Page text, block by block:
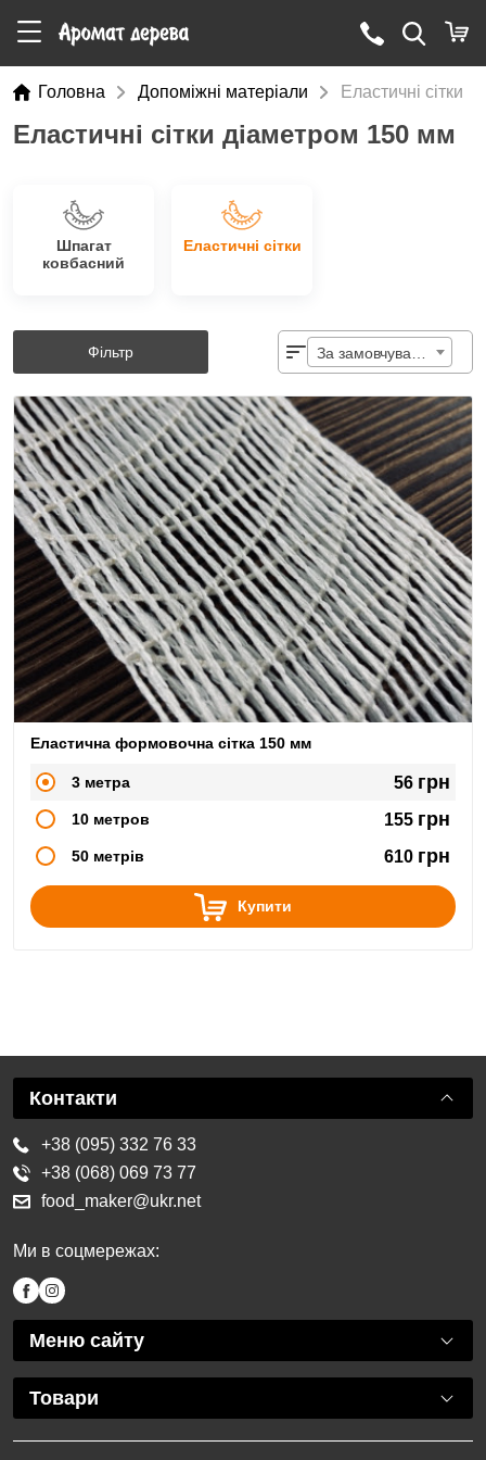
Головна Допоміжні матеріали Еластичні сітки
Еластичні сітки діаметром 150 мм
Шпагат
ковбасний
Еластичні сітки
Фільтр
Еластична формовочна сітка 150 мм
3 метра 56 грн
10 метров 155 грн
50 метрів 610 грн
Купити
Меню сайту
Товари
Контакти
+38 (095) 332 76 33
+38 (068) 069 73 77
food_maker@ukr.net
Ми в соцмережах: